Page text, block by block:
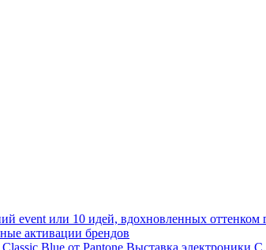
event или 10 идей, вдохновленных оттенком
активации брендов
Blue от Pantone Выставка электроники